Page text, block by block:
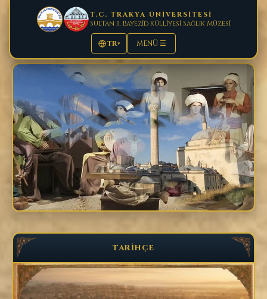
T.C. TRAKYA ÜNİVERSİTESİ
Sultan II. Bayezid Külliyesi Sağlık Müzesi
TR▾ MENÜ ☰
TARİHÇE